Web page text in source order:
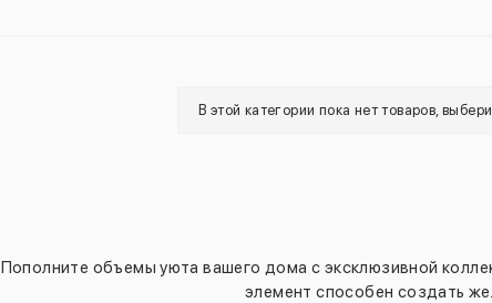
В этой категории пока нет товаров,
Пополните объемы уюта вашего дома с эксклюзивной
элемент способен создать